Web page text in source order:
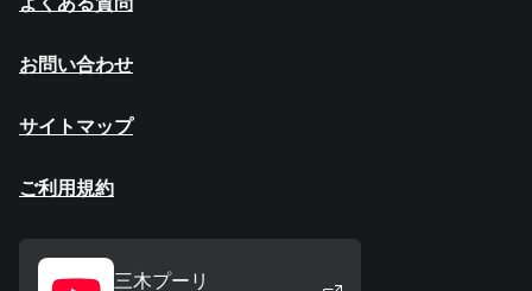
お問い合わせ
サイトマップ
ご利用規約
三木プーリ